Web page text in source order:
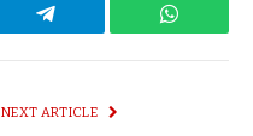
Telegram
NEXT ARTICLE